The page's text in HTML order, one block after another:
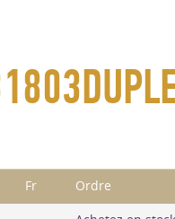
Fr Ordre